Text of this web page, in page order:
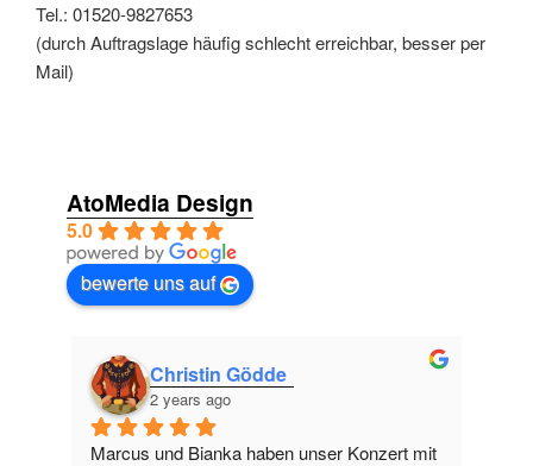
Tel.: 01520-9827653
(durch Auftragslage häufig schlecht erreichbar, besser per
Mail)
AtoMedia Design
5.0
bewerte uns auf
Christin Gödde
2 years ago
Marcus und Bianka haben unser Konzert mit